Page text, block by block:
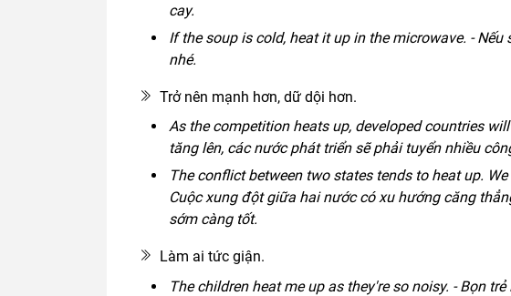
cay.
If the soup is cold, heat it up in the microwave. -
nhé.
Trở nên mạnh hơn, dữ dội hơn.
As the competition heats up, developed countries
tăng lên, các nước phát triển sẽ phải tuyển nhiều
The conflict between two states tends to heat up.
Cuộc xung đột giữa hai nước có xu hướng căng
sớm càng tốt.
Làm ai tức giận.
The children heat me up as they're so noisy. - Bọn